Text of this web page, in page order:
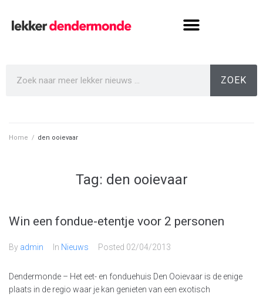
ZOEK
Home / den ooievaar
Tag: den ooievaar
Win een fondue-etentje voor 2 personen
By admin In Nieuws Posted 02/04/2013
Dendermonde – Het eet- en fonduehuis Den Ooievaar is de enige
plaats in de regio waar je kan genieten van een exotisch